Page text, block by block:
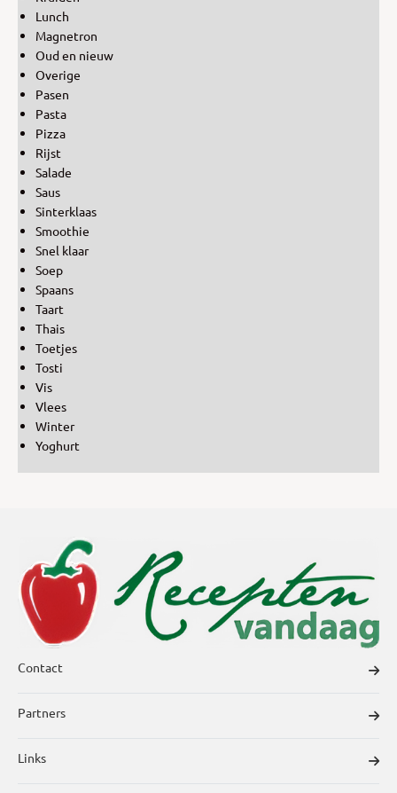
Lunch
Magnetron
Oud en nieuw
Overige
Pasen
Pasta
Pizza
Rijst
Salade
Saus
Sinterklaas
Smoothie
Snel klaar
Soep
Spaans
Taart
Thais
Toetjes
Tosti
Vis
Vlees
Winter
Yoghurt
Contact
Partners
Links